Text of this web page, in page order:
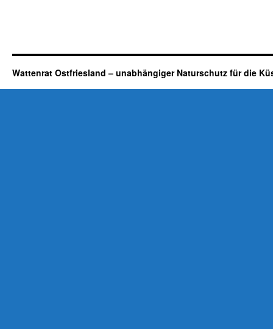
Wattenrat Ostfriesland – unabhängiger Naturschutz für die